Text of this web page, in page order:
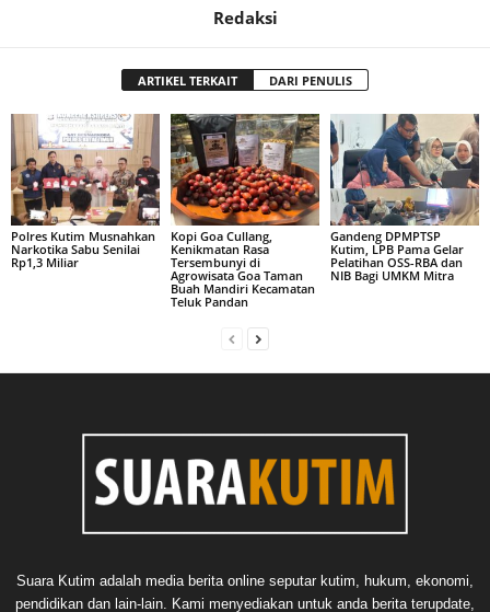
Redaksi
ARTIKEL TERKAIT DARI PENULIS
Polres Kutim Musnahkan
Narkotika Sabu Senilai
Rp1,3 Miliar
Kopi Goa Cullang,
Kenikmatan Rasa
Tersembunyi di
Agrowisata Goa Taman
Buah Mandiri Kecamatan
Teluk Pandan
Gandeng DPMPTSP
Kutim, LPB Pama Gelar
Pelatihan OSS-RBA dan
NIB Bagi UMKM Mitra
Suara Kutim adalah media berita online seputar kutim, hukum, ekonomi,
pendidikan dan lain-lain. Kami menyediakan untuk anda berita terupdate,